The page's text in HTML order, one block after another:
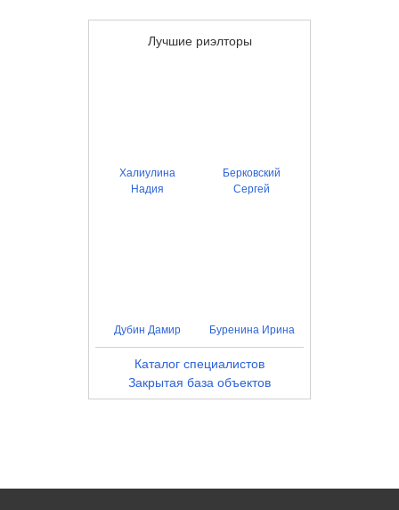
Выгодные ипотечные программы в банках Астрахани
Лучшие риэлторы
Халиулина
Надия
Берковский
Сергей
Дубин Дамир Буренина Ирина
Каталог специалистов
Закрытая база объектов